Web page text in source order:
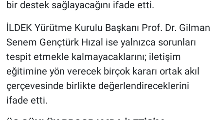
bir destek sağlayacağını ifade etti.
İLDEK Yürütme Kurulu Başkanı Prof. Dr. Gilman
Senem Gençtürk Hızal ise yalnızca sorunları
tespit etmekle kalmayacaklarını; iletişim
eğitimine yön verecek birçok kararı ortak akıl
çerçevesinde birlikte değerlendireceklerini
ifade etti.